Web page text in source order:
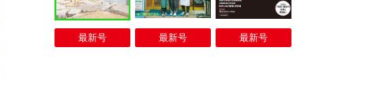
最新号 最新号 最新号